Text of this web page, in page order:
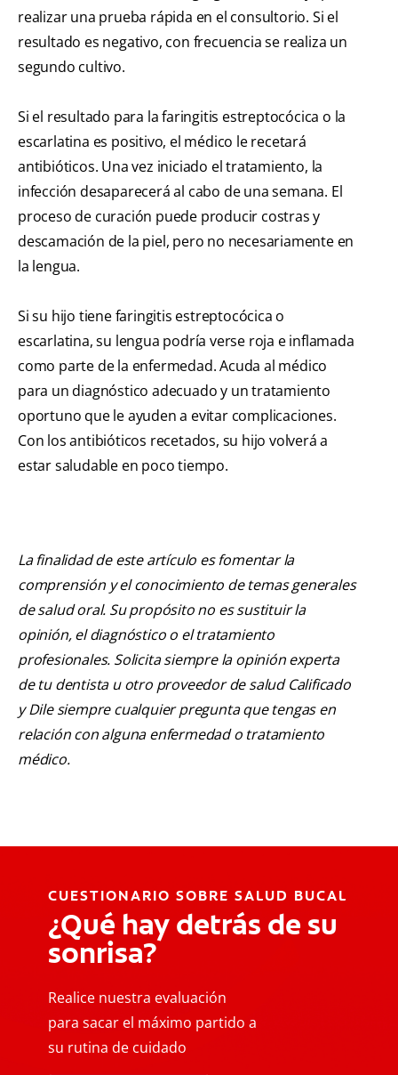
realizar una prueba rápida en el consultorio. Si el
resultado es negativo, con frecuencia se realiza un
segundo cultivo.
Si el resultado para la faringitis estreptocócica o la
escarlatina es positivo, el médico le recetará
antibióticos. Una vez iniciado el tratamiento, la
infección desaparecerá al cabo de una semana. El
proceso de curación puede producir costras y
descamación de la piel, pero no necesariamente en
la lengua.
Si su hijo tiene faringitis estreptocócica o
escarlatina, su lengua podría verse roja e inflamada
como parte de la enfermedad. Acuda al médico
para un diagnóstico adecuado y un tratamiento
oportuno que le ayuden a evitar complicaciones.
Con los antibióticos recetados, su hijo volverá a
estar saludable en poco tiempo.
La finalidad de este artículo es fomentar la
comprensión y el conocimiento de temas generales
de salud oral. Su propósito no es sustituir la
opinión, el diagnóstico o el tratamiento
profesionales. Solicita siempre la opinión experta
de tu dentista u otro proveedor de salud Calificado
y Dile siempre cualquier pregunta que tengas en
relación con alguna enfermedad o tratamiento
médico.
CUESTIONARIO SOBRE SALUD BUCAL
¿Qué hay detrás de su
sonrisa?
Realice nuestra evaluación
para sacar el máximo partido a
su rutina de cuidado